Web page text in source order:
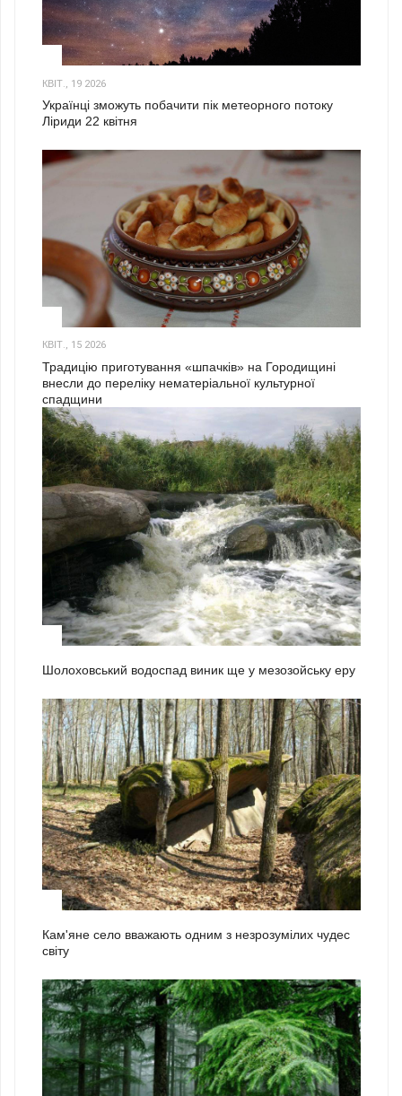
КВІТ., 19 2026
Українці зможуть побачити пік метеорного потоку
Ліриди 22 квітня
КВІТ., 15 2026
Традицію приготування «шпачків» на Городищині
внесли до переліку нематеріальної культурної
спадщини
Шолоховський водоспад виник ще у мезозойську еру
Кам'яне село вважають одним з незрозумілих чудес
світу